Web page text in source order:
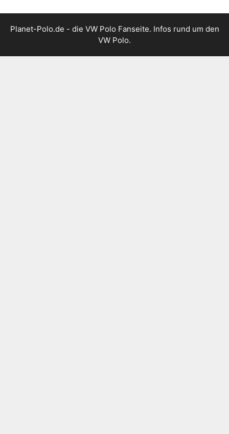
Planet-Polo.de - die VW Polo Fanseite. Infos rund um den
VW Polo.